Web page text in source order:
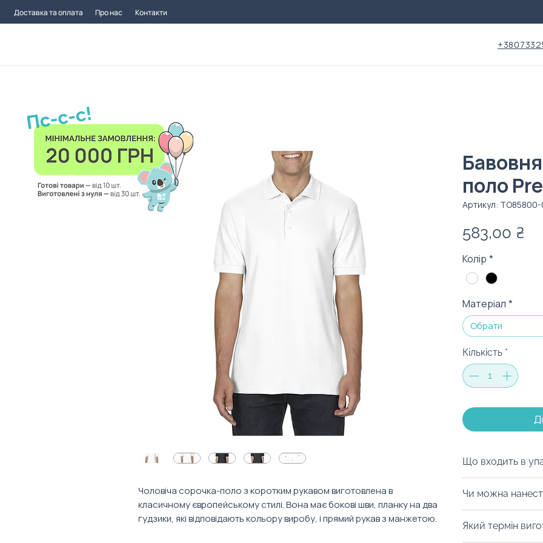
Доставка та оплата Про нас Контакти
Чоловіча сорочка-поло з коротким рукавом виготовлена в
класичному європейському стилі. Вона має бокові шви, планку на два
гудзики, які відповідають кольору виробу, і прямий рукав з манжетою.
поло
Артикул:
583,00 ₴
Колір *
Матеріал *
Обрати
Кількість *
Що входить в
коробку на ваш
матеріалів,
будь-який інший
Чи можна
нанести
Який термін